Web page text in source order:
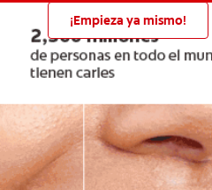
¡Empieza ya mismo!